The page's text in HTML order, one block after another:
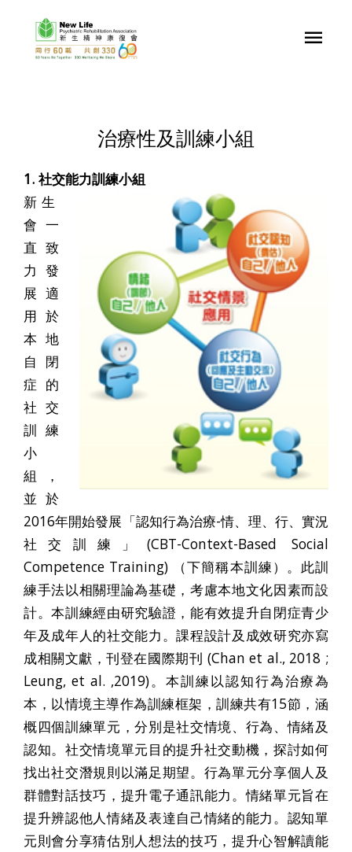
治療性及訓練小組
1. 社交能力訓練小組
新生
會一
直致
力發
展適
用於
本地
自閉
症的
社交
訓練
小
組，
並於
2016年開始發展「認知行為治療-情、理、行、實況
社交訓練」(CBT-Context-Based Social
Competence Training) （下簡稱本訓練）。此訓
練手法以相關理論為基礎，考慮本地文化因素而設
計。本訓練經由研究驗證，能有效提升自閉症青少
年及成年人的社交能力。課程設計及成效研究亦寫
成相關文獻，刊登在國際期刊 (Chan et al., 2018 ;
Leung, et al. ,2019)。本訓練以認知行為治療為
本，以情境主導作為訓練框架，訓練共有15節，涵
概四個訓練單元，分別是社交情境、行為、情緒及
認知。社交情境單元目的提升社交動機，探討如何
找出社交潛規則以滿足期望。行為單元分享個人及
群體對話技巧，提升電子通訊能力。情緒單元旨在
提升辨認他人情緒及表達自己情緒的能力。認知單
元則會分享猜估別人想法的技巧，提升心智解讀能